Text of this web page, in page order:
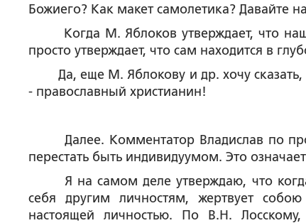
Божиего? Как макет самолетика? Давайте
Когда М. Яблоков утверждает, что
просто утверждает, что сам находится в
Да, еще М. Яблокову и др. хочу сказать,
- православный христианин!
Далее. Комментатор Владислав по
перестать быть индивидуумом. Это
Я на самом деле утверждаю, что когда
себя другим личностям, жертвует
настоящей личностью. По В.Н.